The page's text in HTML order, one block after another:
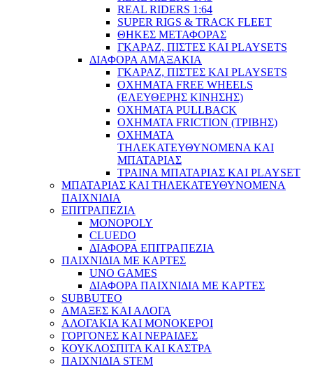
REAL RIDERS 1:64
SUPER RIGS & TRACK FLEET
ΘΗΚΕΣ ΜΕΤΑΦΟΡΑΣ
ΓΚΑΡΑΖ, ΠΙΣΤΕΣ ΚΑΙ PLAYSETS
ΔΙΑΦΟΡΑ ΑΜΑΞΑΚΙΑ
ΓΚΑΡΑΖ, ΠΙΣΤΕΣ ΚΑΙ PLAYSETS
ΟΧΗΜΑΤΑ FREE WHEELS
(ΕΛΕΥΘΕΡΗΣ ΚΙΝΗΣΗΣ)
ΟΧΗΜΑΤΑ PULLBACK
ΟΧΗΜΑΤΑ FRICTION (ΤΡΙΒΗΣ)
ΟΧΗΜΑΤΑ
ΤΗΛΕΚΑΤΕΥΘΥΝΟΜΕΝΑ ΚΑΙ
ΜΠΑΤΑΡΙΑΣ
ΤΡΑΙΝΑ ΜΠΑΤΑΡΙΑΣ ΚΑΙ PLAYSET
ΜΠΑΤΑΡΙΑΣ ΚΑΙ ΤΗΛΕΚΑΤΕΥΘΥΝΟΜΕΝΑ
ΠΑΙΧΝΙΔΙΑ
ΕΠΙΤΡΑΠΕΖΙΑ
MONOPOLY
CLUEDO
ΔΙΑΦΟΡΑ ΕΠΙΤΡΑΠΕΖΙΑ
ΠΑΙΧΝΙΔΙΑ ΜΕ ΚΑΡΤΕΣ
UNO GAMES
ΔΙΑΦΟΡΑ ΠΑΙΧΝΙΔΙΑ ΜΕ ΚΑΡΤΕΣ
SUBBUTEO
ΑΜΑΞΕΣ ΚΑΙ ΑΛΟΓΑ
ΑΛΟΓΑΚΙΑ ΚΑΙ ΜΟΝΟΚΕΡΟΙ
ΓΟΡΓΟΝΕΣ ΚΑΙ ΝΕΡΑΙΔΕΣ
ΚΟΥΚΛΟΣΠΙΤΑ ΚΑΙ ΚΑΣΤΡΑ
ΠΑΙΧΝΙΔΙΑ STEM